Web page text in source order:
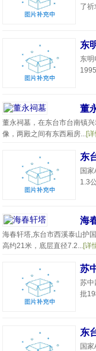
了
东
东
董
董永祠墓，在东台市台南镇
像，两殿之间有东西厢房...[
东
国
1.3
海
海春轩塔,东台市西溪泰山护
高约21米，底层直径7.2...[详
苏
苏中
批
东
国